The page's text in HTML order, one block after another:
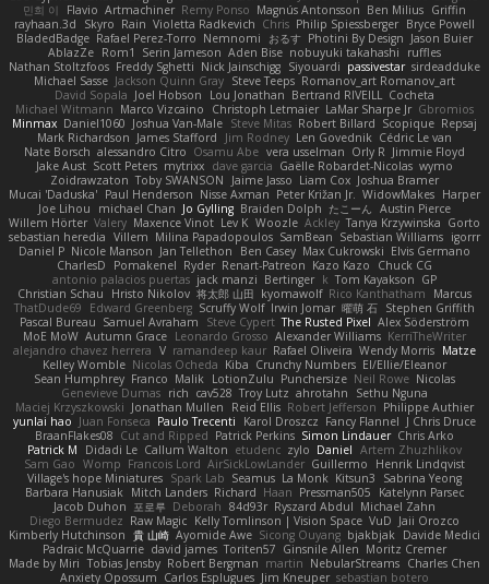
민희 이
Flavio Artmachiner Remy Ponso Magnús Antonsson Ben Milius Griffin
rayhaan.3d
Skyro Rain Violetta Radkevich Chris Philip Spiessberger Bryce Powell
BladedBadge Rafael Perez-Torro Nemnomi おるす Photini By Design Jason Buier
AblazZe Rom1 Serin Jameson Aden Bise nobuyuki takahashi
ruffles
Nathan Stoltzfoos Freddy Sghetti Nick Jainschigg Siyouardi passivestar sirdeadduke
Michael Sasse Jackson Quinn Gray Steve Teeps Romanov_art Romanov_art
David Sopala Joel Hobson Lou Jonathan Bertrand RIVEILL Cocheta
Michael Witmann Marco Vizcaino Christoph Letmaier LaMar Sharpe Jr Gbromios
Minmax Daniel1060 Joshua Van-Male Steve Mitas Robert Billard Scopique Repsaj
Mark Richardson James Stafford Jim Rodney Len Govednik Cédric Le van
Nate Borsch alessandro Citro Osamu Abe vera usselman Orly R Jimmie Floyd
Jake Aust Scott Peters mytrixx dave garcia Gaëlle Robardet-Nicolas wymo
Zoidrawzaton Toby SWANSON Jaime Jasso Liam Cox Joshua Bramer
Mucai 'Daduska' Paul Henderson Nisse Axman Peter Križan Jr. WidowMakes Harper
Joe Lihou
michael Chan Jo Gylling Braiden Dolph たこーん Austin Pierce
Willem Hörter Valery Maxence Vinot Lev K Woozle Ackley Tanya Krzywinska Gorto
sebastian heredia Villem Milina Papadopoulos SamBean Sebastian Williams igorrr
Daniel P Nicole Manson Jan Tellethon Ben Casey Max Cukrowski Elvis Germano
CharlesD
Pomakenel Ryder Renart-Patreon Kazo Kazo
Chuck CG
antonio palacios puertas jack manzi Bertinger k Tom Kayakson GP
Christian Schau
Hristo Nikolov 将太郎 山田 kyomawolf Rico Kanthatham
Marcus
ThatDude69
Edward Greenberg Scruffy Wolf Irwin Jomar 曜萌 石 Stephen Griffith
Pascal Bureau Samuel Avraham Steve Cypert The Rusted Pixel Alex Söderström
MoE MoW Autumn Grace Leonardo Grosso Alexander Williams KerriTheWriter
alejandro chavez herrera V ramandeep kaur Rafael Oliveira Wendy Morris Matze
Kelley Womble Nicolas Ocheda Kiba Crunchy Numbers El/Ellie/Eleanor
Sean Humphrey Franco Malik LotionZulu Punchersize Neil Rowe Nicolas
Genevieve Dumas rich cav528 Troy Lutz ahrotahn
Sethu Nguna
Maciej Krzyszkowski Jonathan Mullen Reid Ellis Robert Jefferson Philippe Authier
yunlai hao Juan Fonseca Paulo Trecenti Karol Droszcz Fancy Flannel J Chris Druce
BraanFlakes08 Cut and Ripped Patrick Perkins Simon Lindauer Chris Arko
Patrick M
Didadi Le Callum Walton etudenc zylo Daniel Artem Zhuzhlikov
Sam Gao Womp Francois Lord AirSickLowLander Guillermo
Henrik Lindqvist
Village's hope Miniatures Spark Lab Seamus La Monk Kitsun3
Sabrina Yeong
Barbara Hanusiak Mitch Landers Richard Haan Pressman505
Katelynn Parsec
Jacob Duhon 포로루 Deborah 84d93r Ryszard Abdul Michael Zahn
Diego Bermudez Raw Magic Kelly Tomlinson | Vision Space VuD Jaii Orozco
Kimberly Hutchinson 貴 山崎 Ayomide Awe Sicong Ouyang bjakbjak Davide Medici
Padraic McQuarrie david james Toriten57 Ginsnile Allen Moritz Cremer
Made by Miri Tobias Jensby Robert Bergman martin NebularStreams Charles Chen
Anxiety Opossum Carlos Esplugues Jim Kneuper sebastian botero